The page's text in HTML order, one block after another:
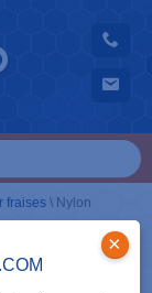
×
fraises \ Nylon